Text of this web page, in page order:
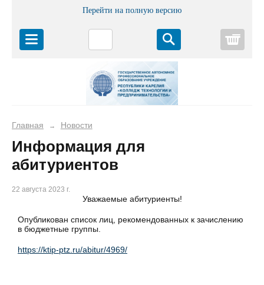
Перейти на полную версию
Главная → Новости
Информация для
абитуриентов
22 августа 2023 г.
Уважаемые абитуриенты!
Опубликован список лиц, рекомендованных к зачислению
в бюджетные группы.
https://ktip-ptz.ru/abitur/4969/